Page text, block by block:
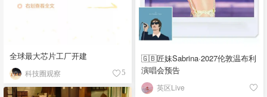
全球最大芯片工厂开建
科技圈观察 5
🇬🇧匠妹Sabrina·2027伦敦温布利
演唱会预告
英区Live